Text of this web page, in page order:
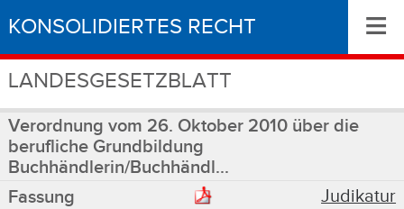
KONSOLIDIERTES RECHT
LANDESGESETZBLATT
≡
Verordnung vom 26. Oktober 2010 über die
berufliche Grundbildung
Buchhändlerin/Buchhändl...
Fassung
Judikatur